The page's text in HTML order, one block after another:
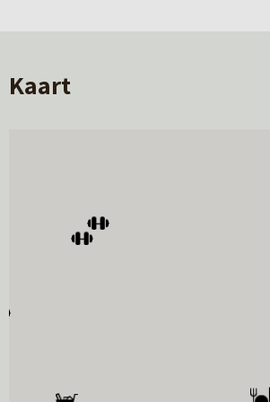
detaillering zorgen voor rust
het groen en toch op korte
Heb je vragen over het
Kaart